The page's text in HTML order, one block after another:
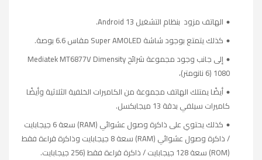
الهاتف مزود بنظام التشغيل Android 13.
كذلك يتمتع بوجود شاشة Super AMOLED مقاس 6.6 بوصة.
إلى جانب وجود مجموعة شرائح Mediatek MT6877V Dimensity
1080 (6 نانومتر)،
أيضًا يمتلك الهاتف مجموعة من الكاميرات الخلفية الثلاثية وأيضًا
كاميرات سيلفي بدقة 13 ميجابكسل.
كذلك يحتوي على ذاكرة وصول عشوائي (RAM) سعة 6 جيجابايت
/ ذاكرة وصول عشوائي (RAM) سعة 8 جيجابايت وذاكرة قراءة فقط
(ROM) سعة 128 جيجابايت / ذاكرة قراءة فقط (256 جيجابايت.